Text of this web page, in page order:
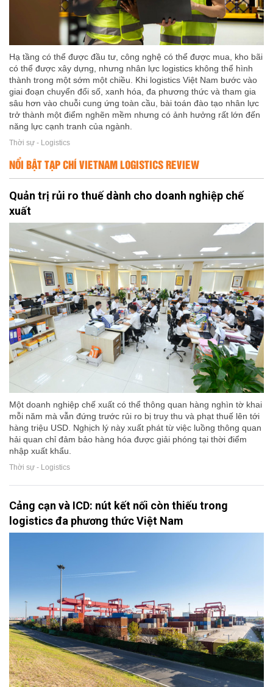
Hạ tầng có thể được đầu tư, công nghệ có thể được mua, kho bãi
có thể được xây dựng, nhưng nhân lực logistics không thể hình
thành trong một sớm một chiều. Khi logistics Việt Nam bước vào
giai đoạn chuyển đổi số, xanh hóa, đa phương thức và tham gia
sâu hơn vào chuỗi cung ứng toàn cầu, bài toán đào tạo nhân lực
trở thành một điểm nghẽn mềm nhưng có ảnh hưởng rất lớn đến
năng lực cạnh tranh của ngành.
Thời sự - Logistics
NỔI BẬT TẠP CHÍ VIETNAM LOGISTICS REVIEW
Quản trị rủi ro thuế dành cho doanh nghiệp chế
xuất
Một doanh nghiệp chế xuất có thể thông quan hàng nghìn tờ khai
mỗi năm mà vẫn đứng trước rủi ro bị truy thu và phạt thuế lên tới
hàng triệu USD. Nghịch lý này xuất phát từ việc luồng thông quan
hải quan chỉ đảm bảo hàng hóa được giải phóng tại thời điểm
nhập xuất khẩu.
Thời sự - Logistics
Cảng cạn và ICD: nút kết nối còn thiếu trong
logistics đa phương thức Việt Nam